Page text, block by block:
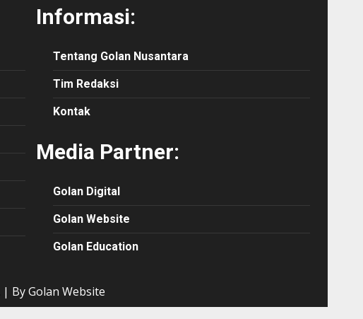
Informasi:
Tentang Golan Nusantara
Tim Redaksi
Kontak
Media Partner:
Golan Digital
Golan Website
Golan Education
| By Golan Website